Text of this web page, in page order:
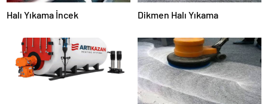
Halı Yıkama İncek Dikmen Halı Yıkama